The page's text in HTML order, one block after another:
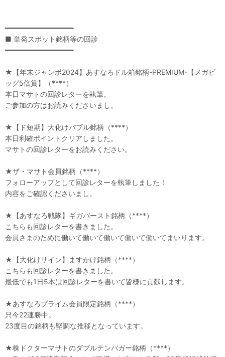
━━━━━━━━━━━━━━━━━
■ 単発スポット銘柄等の回診
━━━━━━━━━━━━━━━━━
★【年末ジャンボ2024】あすなろドル箱銘柄-PREMIUM-【メガビ
ッグ5倍賞】（****）
本日マサトの回診レターを執筆。
ご参加の方はお読みくださいまし。
★【ド短期】大化けバブル銘柄（****）
本日利確ポイントクリアしました。
マサトの回診レターをお読みください。
★ザ・マサト会員銘柄（****）
フォローアップとして回診レターを執筆しました！
内容をご確認くださいまし。
★【あすなろ戦隊】ギガバースト銘柄（****）
こちらも回診レターを書きました。
会員さまのために働いて働いて働いて働いて働いてまいります。
★【大化けサイン】ますかけ銘柄（****）
こちらも回診レターを書きました。
最低でも1日5本は回診レターを書いて皆様に貢献します。
★あすなろプライム会員限定銘柄（****）
只今22連勝中。
23度目の銘柄も堅調な推移となっています。
★株ドクターマサトのダブルテンバガー銘柄（****）